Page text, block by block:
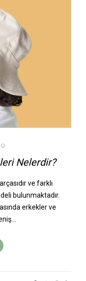
Nelerdir?
ve farklı
bulunmaktadır.
erkekler ve